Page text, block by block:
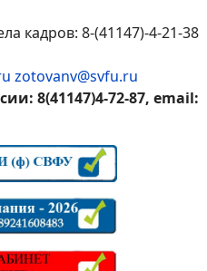
кадров: 8-(41147)-4-21-38
zotovanv@svfu.ru
8(41147)4-72-87, email: